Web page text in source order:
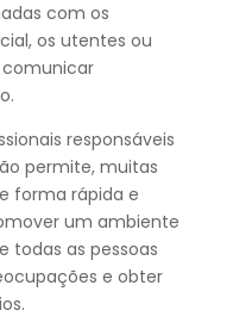
com os
os utentes ou
responsáveis
permite, muitas
forma rápida e
um ambiente
todas as pessoas
e obter